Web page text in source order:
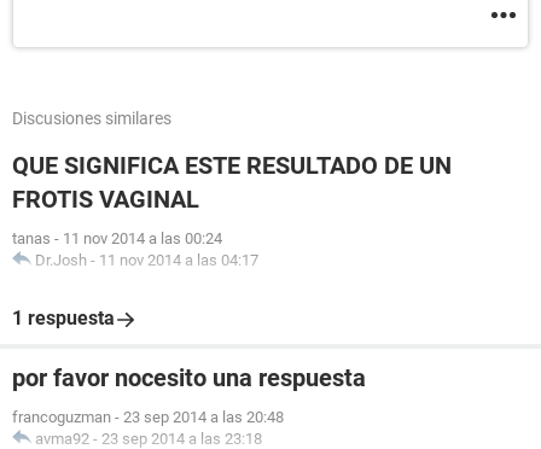
Discusiones similares
QUE SIGNIFICA ESTE RESULTADO DE UN
FROTIS VAGINAL
tanas - 11 nov 2014 a las 00:24
Dr.Josh - 11 nov 2014 a las 04:17
1 respuesta
por favor nocesito una respuesta
francoguzman - 23 sep 2014 a las 20:48
avma92 - 23 sep 2014 a las 23:18